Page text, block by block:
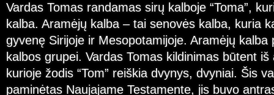
Vardas Tomas randamas sirų kalboje “Toma”,
kalba. Aramėjų kalba – tai senovės kalba, kuria
gyvenę Sirijoje ir Mesopotamijoje. Aramėjų kalba
kalbos grupei. Vardas Tomas kildinimas būtent
kurioje žodis “Tom” reiškia dvynys, dvyniai. Šis
paminėtas Naujajame Testamente, jis buvo